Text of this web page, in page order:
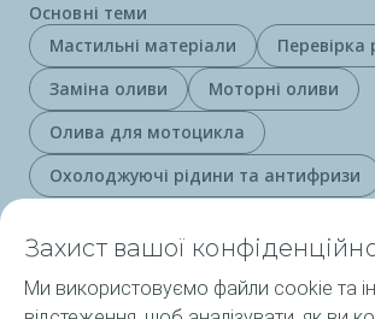
Основні теми
Мастильні матеріали
Перевірка
Заміна оливи
Моторні оливи
Олива для мотоцикла
Охолоджуючі рідини та антифризи
Захист вашої
Ми використовуємо файли cookie та